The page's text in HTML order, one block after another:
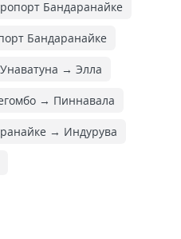
Бандаранайке
Бандаранайке
Унаватуна → Элла
→ Пиннавала
→ Индурува